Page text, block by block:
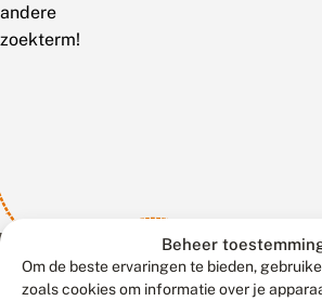
Beheer
Om de beste ervaringen te bieden,
zoals cookies om informatie over je
andere
zoekterm!